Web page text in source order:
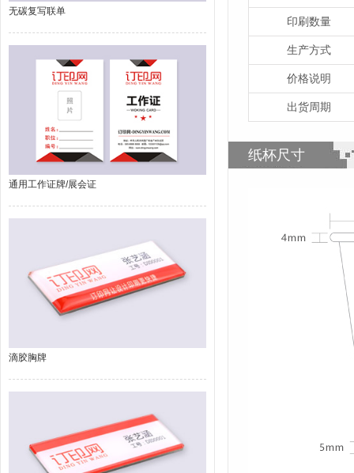
无碳复写联单
通用工作证牌/展会证
滴胶胸牌
印刷数量
生产方式
价格说明
出货周期
纸杯尺寸